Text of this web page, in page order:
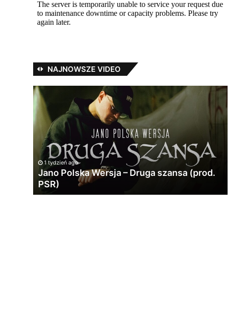
NAJNOWSZE VIDEO
Jano
Polska
Wersja
Druga
szansa
(prod.
PSR)1 tydzień ago
Jano Polska Wersja – Druga szansa (prod.
PSR)